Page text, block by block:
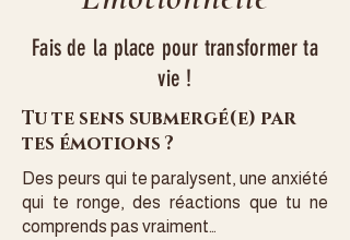
Fais de la place pour transformer ta
vie !
Tu te sens submergé(e) par
tes émotions ?
Des peurs qui te paralysent, une anxiété
qui te ronge, des réactions que tu ne
comprends pas vraiment…